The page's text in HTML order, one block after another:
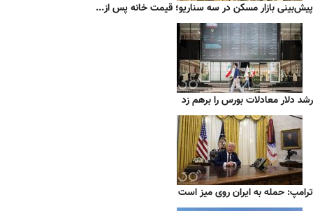
پیش‌بینی بازار مسکن در سه سناریو؛ قیمت خانه پس از...
رشد دلار معادلات بورس را برهم زد
ترامپ: حمله به ایران روی میز است